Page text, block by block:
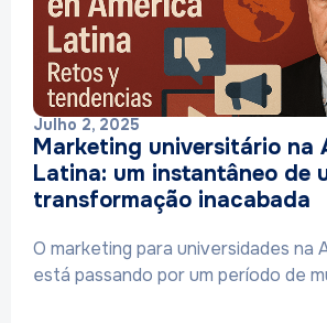
Julho 2, 2025
Marketing universitário na
Latina: um instantâneo de
transformação inacabada
O marketing para universidades na
está passando por um período de